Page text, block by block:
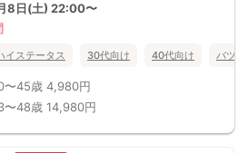
8日(土) 22:00〜
イステータス 30代向け 40代向け バツ
〜45歳 4,980円
〜48歳 14,980円